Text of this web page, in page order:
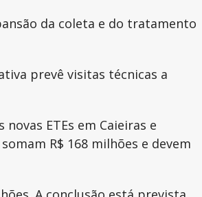
da coleta e do tratamento
prevê visitas técnicas a
ETEs em Caieiras e
R$ 168 milhões e devem